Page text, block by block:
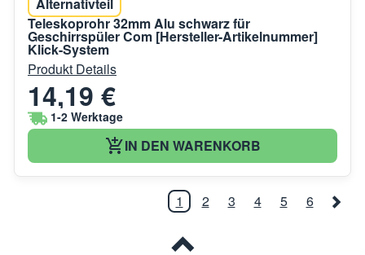
Alternativteil
Teleskoprohr 32mm Alu schwarz für
Geschirrspüler Com [Hersteller-Artikelnummer]
Klick-System
Produkt Details
14,19 €
1-2 Werktage
IN DEN WARENKORB
1 2 3 4 5 6